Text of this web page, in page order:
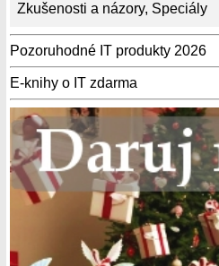
Zkušenosti a názory, Speciály
Pozoruhodné IT produkty 2026
E-knihy o IT zdarma